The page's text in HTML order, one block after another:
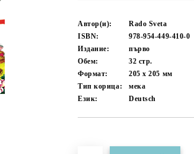
Автор(и):
Rado Sveta
ISBN:
978-954-449-410-0
Издание:
първо
Обем:
32 стр.
Формат:
205 x 205 мм
Тип корица:
мека
Език:
Deutsch